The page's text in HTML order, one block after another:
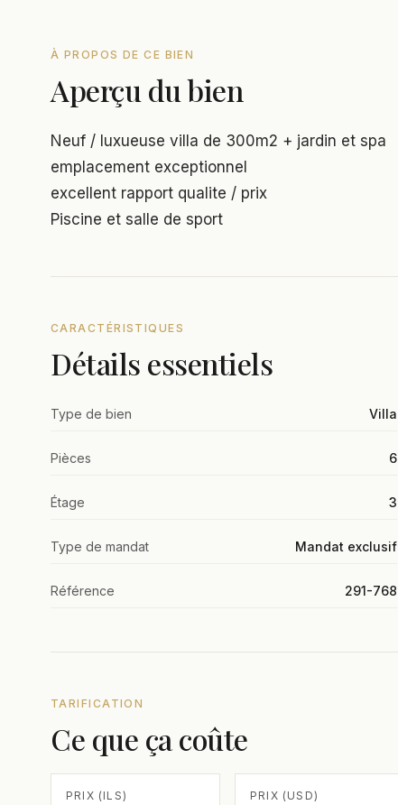
À PROPOS DE CE BIEN
Aperçu du bien
Neuf / luxueuse villa de 300m2 + jardin et spa
emplacement exceptionnel
excellent rapport qualite / prix
Piscine et salle de sport
CARACTÉRISTIQUES
Détails essentiels
Type de bien Villa
Pièces 6
Étage 3
Type de mandat Mandat exclusif
Référence 291-768
TARIFICATION
Ce que ça coûte
PRIX (ILS) PRIX (USD)